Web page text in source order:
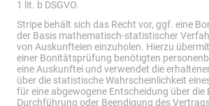
1 lit. b DSGVO.
Stripe behält sich das Recht vor, ggf. eine
der Basis mathematisch-statistischer
von Auskunfteien einzuholen. Hierzu
einer Bonitätsprüfung benötigten
eine Auskunftei und verwendet die
über die statistische Wahrscheinlichkeit
für eine abgewogene Entscheidung über die
Durchführung oder Beendigung des